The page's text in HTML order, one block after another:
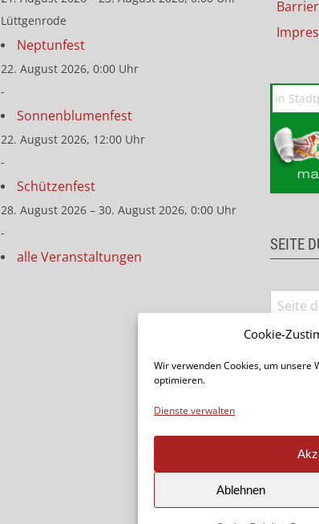
Cookie-
Wir verwenden Cookies, um unsere
optimieren.
Dienste verwalten
Ablehnen
Lüttgenrode
Neptunfest
22. August 2026, 0:00 Uhr
-
Sonnenblumenfest
22. August 2026, 12:00 Uhr
-
Schützenfest
28. August 2026 – 30. August 2026, 0:00 Uhr
-
alle Veranstaltungen
SEITE
Seite